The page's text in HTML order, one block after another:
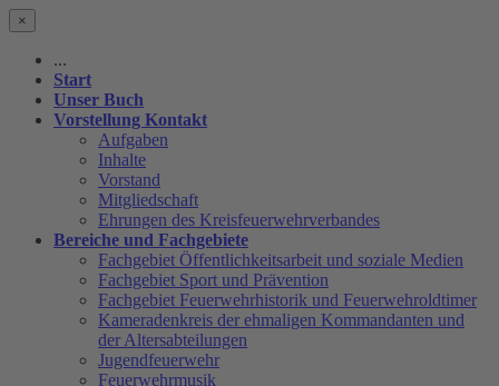
×
...
Start
Unser Buch
Vorstellung Kontakt
Aufgaben
Inhalte
Vorstand
Mitgliedschaft
Ehrungen des Kreisfeuerwehrverbandes
Bereiche und Fachgebiete
Fachgebiet Öffentlichkeitsarbeit und soziale Medien
Fachgebiet Sport und Prävention
Fachgebiet Feuerwehrhistorik und Feuerwehroldtimer
Kameradenkreis der ehmaligen Kommandanten und
der Altersabteilungen
Jugendfeuerwehr
Feuerwehrmusik